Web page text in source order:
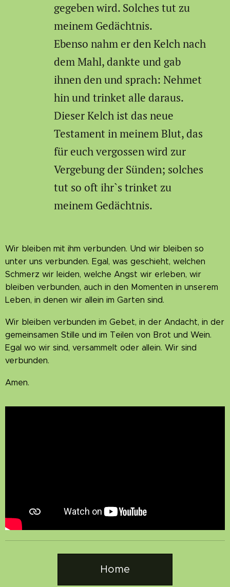
gegeben wird. Solches tut zu
meinem Gedächtnis.
Ebenso nahm er den Kelch nach
dem Mahl, dankte und gab
ihnen den und sprach: Nehmet
hin und trinket alle daraus.
Dieser Kelch ist das neue
Testament in meinem Blut, das
für euch vergossen wird zur
Vergebung der Sünden; solches
tut so oft ihr`s trinket zu
meinem Gedächtnis.
Wir bleiben mit ihm verbunden. Und wir bleiben so
unter uns verbunden. Egal, was geschieht, welchen
Schmerz wir leiden, welche Angst wir erleben, wir
bleiben verbunden, auch in den Momenten in unserem
Leben, in denen wir allein im Garten sind.
Wir bleiben verbunden im Gebet, in der Andacht, in der
gemeinsamen Stille und im Teilen von Brot und Wein.
Egal wo wir sind, versammelt oder allein. Wir sind
verbunden.
Amen.
Home